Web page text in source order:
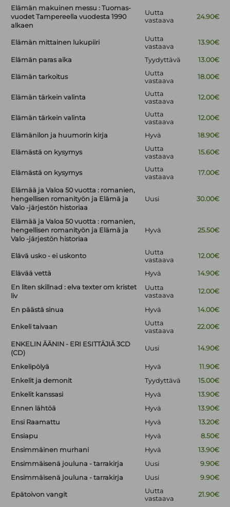
Elämän makuinen messu : Tuomas-
vuodet Tampereella vuodesta 1990
alkaen
Uutta
vastaava
24.90€
Elämän mittainen lukupiiri
Uutta
vastaava
13.90€
Elämän paras aika Tyydyttävä 13.00€
Elämän tarkoitus
Uutta
vastaava
18.00€
Elämän tärkein valinta
Uutta
vastaava
12.00€
Elämän tärkein valinta
Uutta
vastaava
12.00€
Elämänilon ja huumorin kirja Hyvä 18.90€
Elämästä on kysymys
Uutta
vastaava
15.60€
Elämästä on kysymys
Uutta
vastaava
17.00€
Elämää ja Valoa 50 vuotta : romanien,
hengellisen romanityön ja Elämä ja
Valo -järjestön historiaa
Uusi 30.00€
Elämää ja Valoa 50 vuotta : romanien,
hengellisen romanityön ja Elämä ja
Valo -järjestön historiaa
Hyvä 25.50€
Elävä usko - ei uskonto
Uutta
vastaava
12.00€
Elävää vettä Hyvä
14.90€
En liten skillnad : elva texter om kristet
liv
Uutta
vastaava
12.00€
En päästä sinua Hyvä 14.00€
Enkeli taivaan
Uutta
vastaava
22.00€
ENKELIN ÄÄNIN - ERI ESITTÄJIÄ 3CD
(CD)
Uusi 14.90€
Enkelipölyä Hyvä
11.90€
Enkelit ja demonit
Tyydyttävä
15.00€
Enkelit kanssasi
Hyvä
13.90€
Ennen lähtöä
Hyvä
13.90€
Ensi Raamattu
Hyvä
13.20€
Ensiapu
Hyvä
8.50€
Ensimmäinen murhani
Hyvä
13.90€
Ensimmäisenä jouluna - tarrakirja
Uusi
9.90€
Ensimmäisenä jouluna - tarrakirja
Uusi 9.90€
Epätoivon vangit
Uutta
vastaava
21.90€